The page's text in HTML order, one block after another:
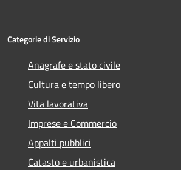
Categorie di Servizio
Anagrafe e stato civile
Cultura e tempo libero
Vita lavorativa
Imprese e Commercio
Appalti pubblici
Catasto e urbanistica